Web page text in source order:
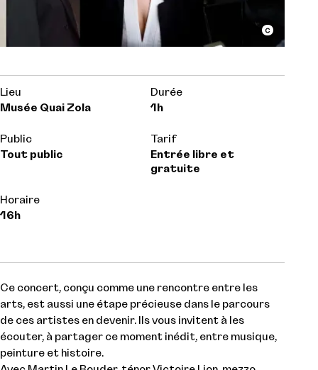
Lieu
Musée Quai Zola
Durée
1h
Public
Tout public
Tarif
Entrée libre et
gratuite
Horaire
16h
Ce concert, conçu comme une rencontre entre les
arts, est aussi une étape précieuse dans le parcours
de ces artistes en devenir. Ils vous invitent à les
écouter, à partager ce moment inédit, entre musique,
peinture et histoire.